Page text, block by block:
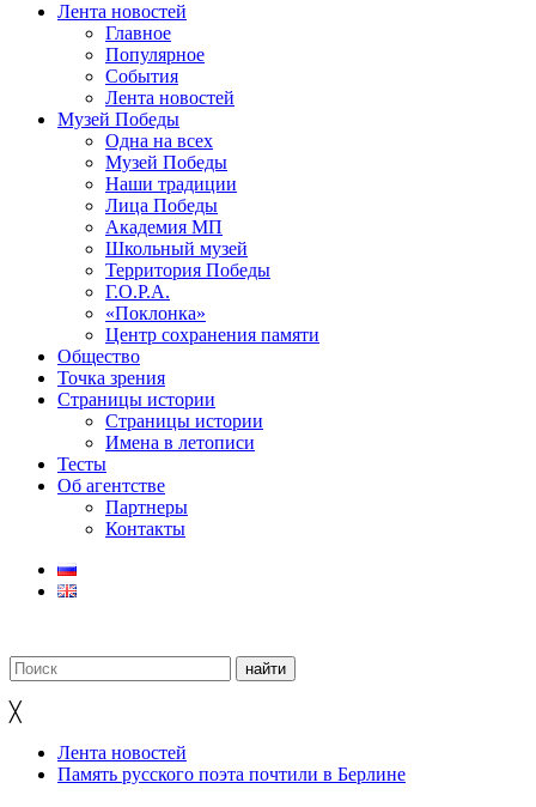
Лента новостей
Главное
Популярное
События
Лента новостей
Музей Победы
Одна на всех
Музей Победы
Наши традиции
Лица Победы
Академия МП
Школьный музей
Территория Победы
Г.О.Р.А.
«Поклонка»
Центр сохранения памяти
Общество
Точка зрения
Страницы истории
Страницы истории
Имена в летописи
Тесты
Об агентстве
Партнеры
Контакты
╳
Лента новостей
Память русского поэта почтили в Берлине